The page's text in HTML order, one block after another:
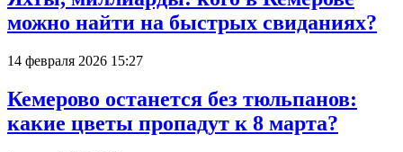
можно найти на быстрых свиданиях?
14 февраля 2026 15:27
Кемерово останется без тюльпанов:
какие цветы пропадут к 8 марта?